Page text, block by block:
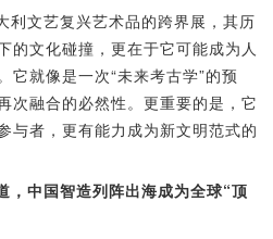
利文艺复兴艺术品的跨界展，其历
的文化碰撞，更在于它可能成为人
它就像是一次“未来考古学”的预
次融合的必然性。更重要的是，它
与者，更有能力成为新文明范式的
，中国智造列阵出海成为全球“顶